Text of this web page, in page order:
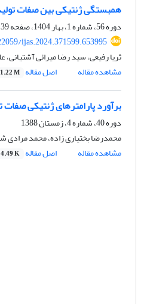
همبستگی ژنتیکی بین صفات
دوره 56، شماره 1، بهار 1404، صفحه
154
ijas.2024.371599.653995
ثریا رفیعی، سید رضا میرائی
مشاهده مقاله
اصل مقاله 1.22 M
برآورد پارامترهای ژنتیکی
دوره 40، شماره 4، زمستان 1388
محمدرضا بختیاری زاده، محمد مرادی
مشاهده مقاله
اصل مقاله K